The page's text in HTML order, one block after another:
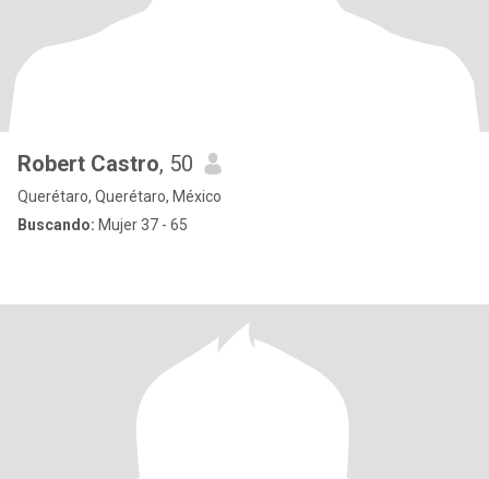
Robert Castro, 50
Querétaro, Querétaro, México
Buscando: Mujer 37 - 65